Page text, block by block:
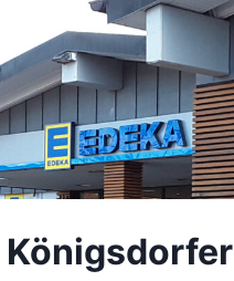
Königsdorfer